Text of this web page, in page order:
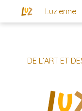
Luzienne
DE L’ART ET